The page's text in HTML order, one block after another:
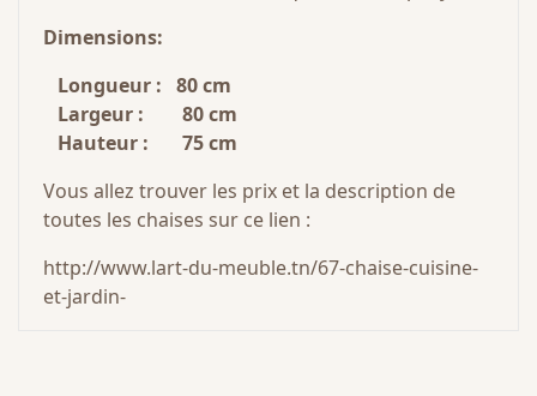
Dimensions:
Longueur : 80 cm
Largeur : 80 cm
Hauteur : 75 cm
Vous allez trouver les prix et la description de
toutes les chaises sur ce lien :
http://www.lart-du-meuble.tn/67-chaise-cuisine-
et-jardin-